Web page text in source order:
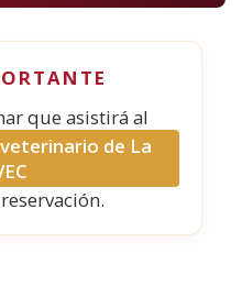
que asistirá al
de La